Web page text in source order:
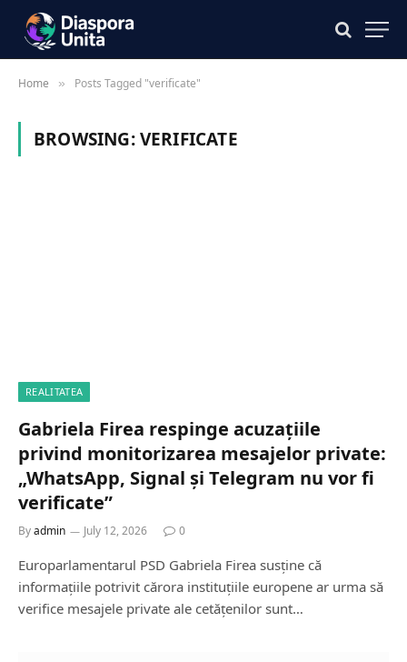
Home » Posts Tagged "verificate"
BROWSING:VERIFICATE
REALITATEA
Gabriela Firea respinge acuzațiile
privind monitorizarea mesajelor private:
„WhatsApp, Signal și Telegram nu vor fi
verificate”
Byadmin July 12, 2026 0
Europarlamentarul PSD Gabriela Firea susține că
informațiile potrivit cărora instituțiile europene ar urma să
verifice mesajele private ale cetățenilor sunt…